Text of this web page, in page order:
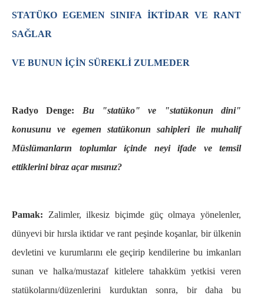
STATÜKO EGEMEN SINIFA İKTİDAR VE RANT
SAĞLAR
VE BUNUN İÇİN SÜREKLİ ZULMEDER
Radyo Denge: Bu "statüko" ve "statükonun dini"
konusunu ve egemen statükonun sahipleri ile muhalif
Müslümanların toplumlar içinde neyi ifade ve temsil
ettiklerini biraz açar mısınız?
Pamak: Zalimler, ilkesiz biçimde güç olmaya yönelenler,
dünyevi bir hırsla iktidar ve rant peşinde koşanlar, bir ülkenin
devletini ve kurumlarını ele geçirip kendilerine bu imkanları
sunan ve halka/mustazaf kitlelere tahakküm yetkisi veren
statükolarını/düzenlerini kurduktan sonra, bir daha bu